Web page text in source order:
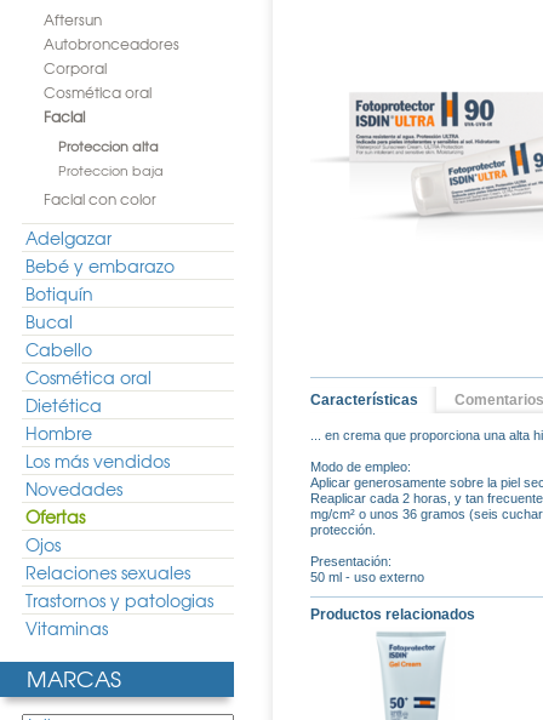
Aftersun
Autobronceadores
Corporal
Cosmética oral
Facial
Proteccion alta
Proteccion baja
Facial con color
Adelgazar
Bebé y embarazo
Botiquín
Bucal
Cabello
Cosmética oral
Dietética
Hombre
Los más vendidos
Novedades
Ofertas
Ojos
Relaciones sexuales
Trastornos y patologias
Vitaminas
MARCAS
Características Comentarios
... en crema que proporciona una alta
Modo de empleo:
Aplicar generosamente sobre la piel
Reaplicar cada 2 horas, y tan
mg/cm² o unos 36 gramos (seis
protección.
Presentación:
50 ml - uso externo
Productos relacionados